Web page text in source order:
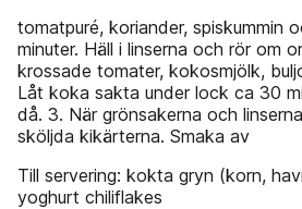
tomatpuré, koriander, spiskummin
minuter. Häll i linserna och rör om
krossade tomater, kokosmjölk,
Låt koka sakta under lock ca 30
då. 3. När grönsakerna och
sköljda kikärterna. Smaka av
Till servering: kokta gryn (korn,
yoghurt chiliflakes